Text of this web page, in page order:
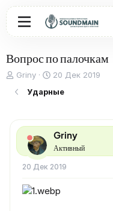
Вопрос по палочкам
А
т
р
т
м
Griny
Д
т
н
а
ч
а
а
20 Дек 2019
Ударные
Griny
Активный
20 Дек 2019